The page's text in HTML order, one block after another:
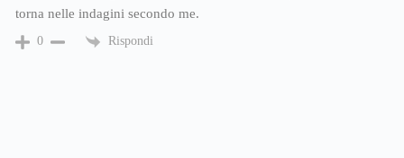
torna nelle indagini secondo me.
0 Rispondi